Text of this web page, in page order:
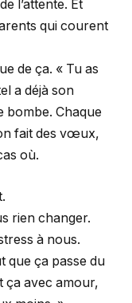
l’attente. Et
qui courent
de ça. « Tu as
a déjà son
bombe. Chaque
fait des vœux,
où.
rien changer.
à nous.
que ça passe du
ça avec amour,